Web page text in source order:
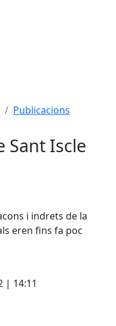
Publicacions
Sant Iscle
i indrets de la
eren fins fa poc
| 14:11